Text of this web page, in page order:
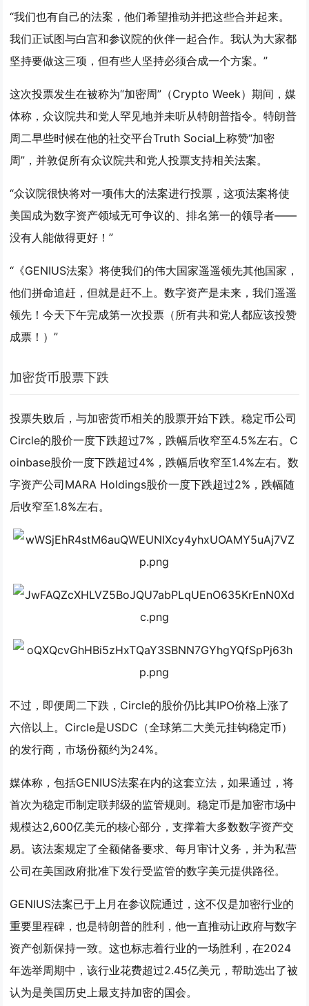
“我们也有自己的法案，他们希望推动并把这些合并起来。
我们正试图与白宫和参议院的伙伴一起合作。我认为大家都
坚持要做这三项，但有些人坚持必须合成一个方案。”
这次投票发生在被称为“加密周”（Crypto Week）期间，媒
体称，众议院共和党人罕见地并未听从特朗普指令。特朗普
周二早些时候在他的社交平台Truth Social上称赞“加密
周”，并敦促所有众议院共和党人投票支持相关法案。
“众议院很快将对一项伟大的法案进行投票，这项法案将使
美国成为数字资产领域无可争议的、排名第一的领导者——
没有人能做得更好！”
“《GENIUS法案》将使我们的伟大国家遥遥领先其他国家，
他们拼命追赶，但就是赶不上。数字资产是未来，我们遥遥
领先！今天下午完成第一次投票（所有共和党人都应该投赞
成票！）”
加密货币股票下跌
投票失败后，与加密货币相关的股票开始下跌。稳定币公司
Circle的股价一度下跌超过7%，跌幅后收窄至4.5%左右。C
oinbase股价一度下跌超过4%，跌幅后收窄至1.4%左右。数
字资产公司MARA Holdings股价一度下跌超过2%，跌幅随
后收窄至1.8%左右。
不过，即便周二下跌，Circle的股价仍比其IPO价格上涨了
六倍以上。Circle是USDC（全球第二大美元挂钩稳定币）
的发行商，市场份额约为24%。
媒体称，包括GENIUS法案在内的这套立法，如果通过，将
首次为稳定币制定联邦级的监管规则。稳定币是加密市场中
规模达2,600亿美元的核心部分，支撑着大多数数字资产交
易。该法案规定了全额储备要求、每月审计义务，并为私营
公司在美国政府批准下发行受监管的数字美元提供路径。
GENIUS法案已于上月在参议院通过，这不仅是加密行业的
重要里程碑，也是特朗普的胜利，他一直推动让政府与数字
资产创新保持一致。这也标志着行业的一场胜利，在2024
年选举周期中，该行业花费超过2.45亿美元，帮助选出了被
认为是美国历史上最支持加密的国会。